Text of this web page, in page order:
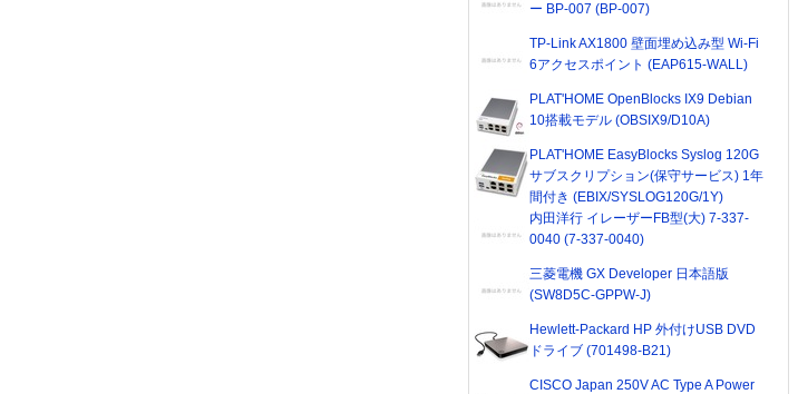
ー BP-007 (BP-007)
TP-Link AX1800 壁面埋め込み型 Wi-Fi
6アクセスポイント (EAP615-WALL)
PLAT'HOME OpenBlocks IX9 Debian
10搭載モデル (OBSIX9/D10A)
PLAT'HOME EasyBlocks Syslog 120G
サブスクリプション(保守サービス) 1年
間付き (EBIX/SYSLOG120G/1Y)
内田洋行 イレーザーFB型(大) 7-337-
0040 (7-337-0040)
三菱電機 GX Developer 日本語版
(SW8D5C-GPPW-J)
Hewlett-Packard HP 外付けUSB DVD
ドライブ (701498-B21)
CISCO Japan 250V AC Type A Power